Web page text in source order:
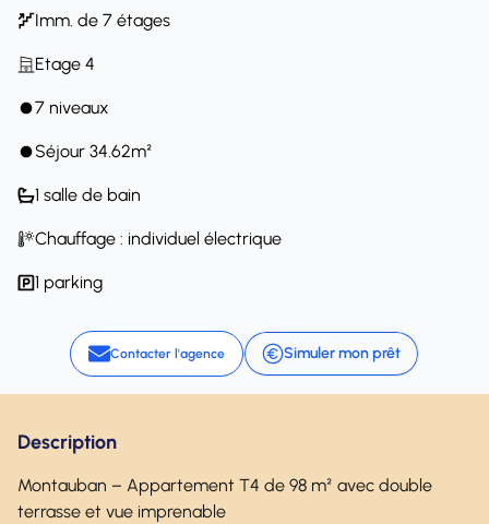
Imm. de 7 étages
Etage 4
7 niveaux
Séjour 34.62m²
1 salle de bain
Chauffage : individuel électrique
1 parking
Contacter l'agence Simuler mon prêt
Description
Montauban – Appartement T4 de 98 m² avec double
terrasse et vue imprenable